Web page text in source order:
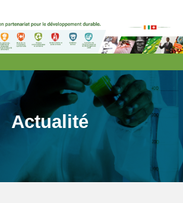
Actualité